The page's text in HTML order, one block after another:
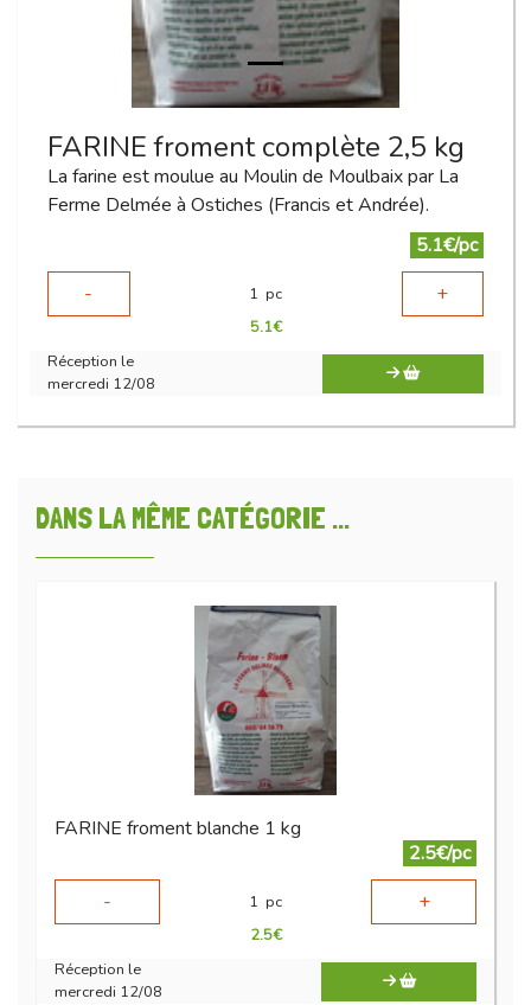
FARINE froment complète 2,5 kg
La farine est moulue au Moulin de Moulbaix par La
Ferme Delmée à Ostiches (Francis et Andrée).
5.1€/pc
-
1 pc +
5.1€
Réception le
mercredi 12/08
DANS LA MÊME CATÉGORIE ...
FARINE froment blanche 1 kg
2.5€/pc
-
1 pc +
2.5€
Réception le
mercredi 12/08